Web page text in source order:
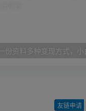
友链申请